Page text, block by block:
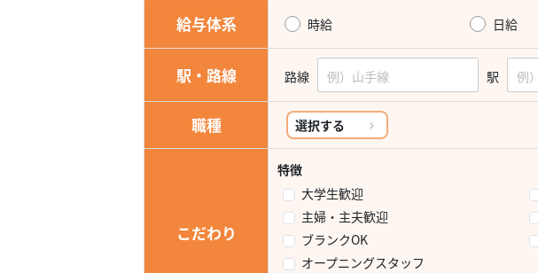
給与体系 時給 日給
駅・路線 路線 駅
職種 選択する
こだわり
特徴
大学生歓迎
主婦・主夫歓迎
ブランクOK
オープニングスタッフ